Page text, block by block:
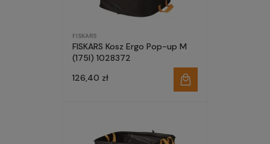
FISKARS
FISKARS Kosz Ergo Pop-up M
(175l) 1028372
126,40 zł